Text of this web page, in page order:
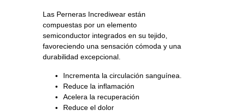
Las Perneras Incrediwear están
compuestas por un elemento
semiconductor integrados en su tejido,
favoreciendo una sensación cómoda y una
durabilidad excepcional.
Incrementa la circulación sanguínea.
Reduce la inflamación
Acelera la recuperación
Reduce el dolor